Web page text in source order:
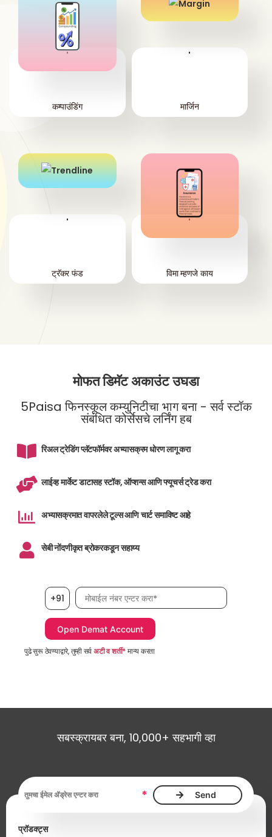
'
कम्पाउंडिंग
'
मार्जिन
'
ट्रॅकर फंड
'
विमा म्हणजे काय
मोफत डिमॅट अकाउंट उघडा
5Paisa फिनस्कूल कम्युनिटीचा भाग बना - सर्व स्टॉक
संबंधित कोर्सेसचे लर्निंग हब
रिअल ट्रेडिंग प्लॅटफॉर्मवर अभ्यासक्रम धोरण लागू करा
लाईव्ह मार्केट डाटासह स्टॉक, ऑप्शन्स आणि फ्यूचर्स ट्रेड करा
अभ्यासक्रमात वापरलेले टूल्स आणि चार्ट समाविष्ट आहे
सेबी नोंदणीकृत ब्रोकरकडून सहाय्य
+91 मोबाईल नंबर, आवश्यक
पुढे सुरू ठेवण्याद्वारे, तुम्ही सर्वअटी व शर्ती*मान्य करता
सबस्क्रायबर बना, 10,000+ सहभागी व्हा
ईमेल ॲड्रेस, आवश्यक *
प्रॉडक्ट्स